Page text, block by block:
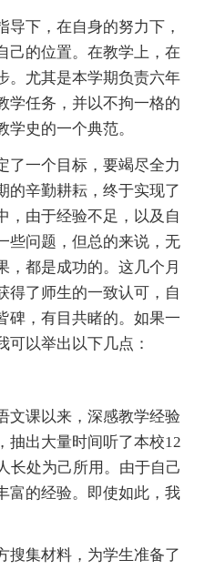
导下，在自身的努力下，
己的位置。在教学上，在
。尤其是本学期负责六年
学任务，并以不拘一格的
史的一个典范。
了一个目标，要竭尽全力
的辛勤耕耘，终于实现了
，由于经验不足，以及自
些问题，但总的来说，无
，都是成功的。这几个月
得了师生的一致认可，自
碑，有目共睹的。如果一
可以举出以下几点：
文课以来，深感教学经验
抽出大量时间听了本校12
长处为己所用。由于自己
富的经验。即使如此，我
搜集材料，为学生准备了